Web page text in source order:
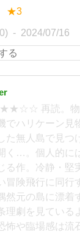
★3
2024/07/16
再読。物
でハリケーン見
た無人島で見つ
く…。個人的に
る作。冷静・堅
冒険飛行に同行
然元の島に漂着
理劇を見ている
怖や臨場感は流